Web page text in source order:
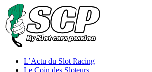
L’Actu du Slot Racing
Le Coin des Sloteurs